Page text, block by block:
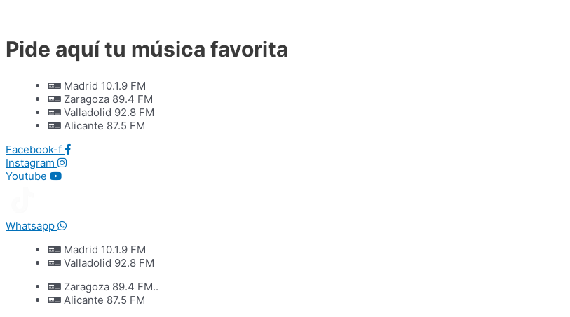
contenido
Pide aquí tu música favorita
Madrid 10.1.9 FM
Zaragoza 89.4 FM
Valladolid 92.8 FM
Alicante 87.5 FM
Facebook-f
Instagram
Youtube
Whatsapp
Madrid 10.1.9 FM
Valladolid 92.8 FM
Zaragoza 89.4 FM..
Alicante 87.5 FM